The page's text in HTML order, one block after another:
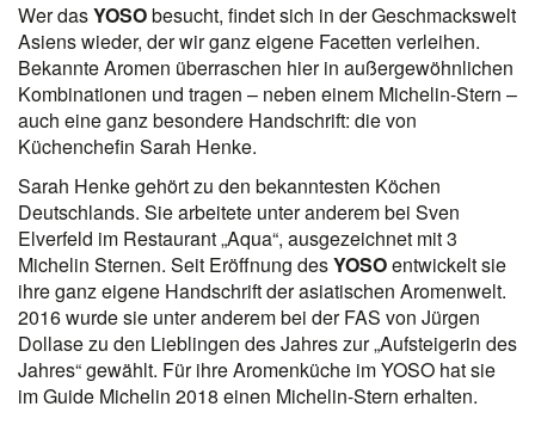
Wer dasYOSObesucht, findet sich in der Geschmackswelt
Asiens wieder, der wir ganz eigene Facetten verleihen.
Bekannte Aromen überraschen hier in außergewöhnlichen
Kombinationen und tragen – neben einem Michelin-Stern –
auch eine ganz besondere Handschrift: die von
Küchenchefin Sarah Henke.
Sarah Henke gehört zu den bekanntesten Köchen
Deutschlands. Sie arbeitete unter anderem bei Sven
Elverfeld im Restaurant „Aqua“, ausgezeichnet mit 3
Michelin Sternen. Seit Eröffnung desYOSOentwickelt sie
ihre ganz eigene Handschrift der asiatischen Aromenwelt.
2016 wurde sie unter anderem bei der FAS von Jürgen
Dollase zu den Lieblingen des Jahres zur „Aufsteigerin des
Jahres“ gewählt. Für ihre Aromenküche im YOSO hat sie
im Guide Michelin 2018 einen Michelin-Stern erhalten.